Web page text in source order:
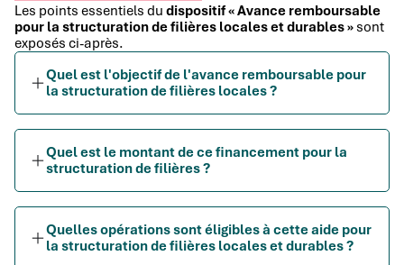
Les points essentiels du dispositif « Avance remboursable
pour la structuration de filières locales et durables » sont
exposés ci-après.
Quel est l'objectif de l'avance remboursable pour
la structuration de filières locales ?
Quel est le montant de ce financement pour la
structuration de filières ?
Quelles opérations sont éligibles à cette aide pour
la structuration de filières locales et durables ?